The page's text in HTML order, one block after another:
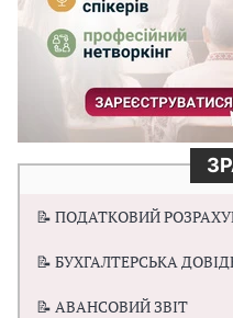
📝 ПОДАТКОВИЙ
📝 БУХГАЛТЕРСЬКА
📝 АВАНСОВИЙ ЗВІТ